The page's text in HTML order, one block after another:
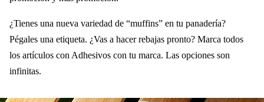
¿Tienes una nueva variedad de “muffins” en tu panadería?
Pégales una etiqueta. ¿Vas a hacer rebajas pronto? Marca todos
los artículos con Adhesivos con tu marca. Las opciones son
infinitas.